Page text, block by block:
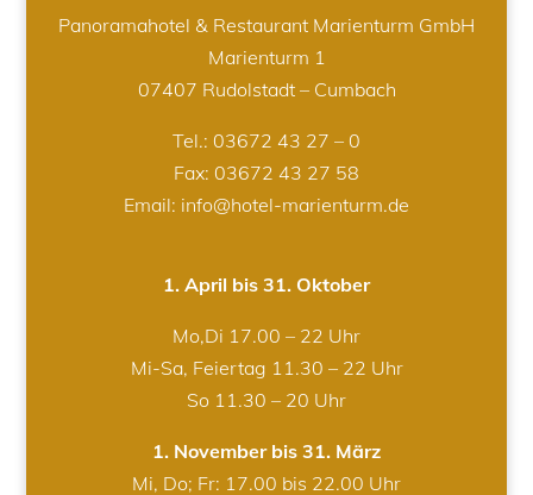
Panoramahotel & Restaurant Marienturm GmbH
Marienturm 1
07407 Rudolstadt – Cumbach
Tel.: 03672 43 27 – 0
Fax: 03672 43 27 58
Email: info@hotel-marienturm.de
1. April bis 31. Oktober
Mo,Di 17.00 – 22 Uhr
Mi-Sa, Feiertag 11.30 – 22 Uhr
So 11.30 – 20 Uhr
1. November bis 31. März
Mi, Do; Fr: 17.00 bis 22.00 Uhr